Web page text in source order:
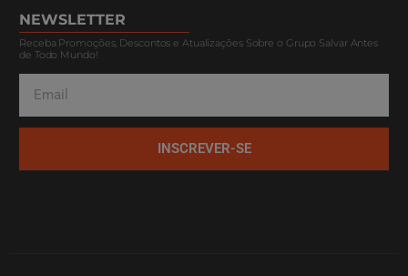
NEWSLETTER
Receba Promoções, Descontos e Atualizações Sobre o Grupo Salvar Antes
de Todo Mundo!
INSCREVER-SE